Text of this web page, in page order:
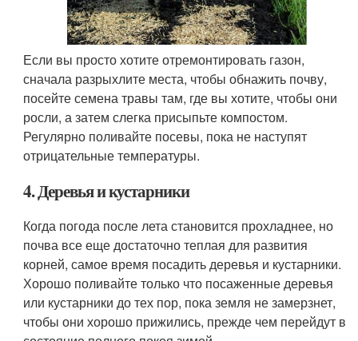
Если вы просто хотите отремонтировать газон,
сначала разрыхлите места, чтобы обнажить почву,
посейте семена травы там, где вы хотите, чтобы они
росли, а затем слегка присыпьте компостом.
Регулярно поливайте посевы, пока не наступят
отрицательные температуры.
4. Деревья и кустарники
Когда погода после лета становится прохладнее, но
почва все еще достаточно теплая для развития
корней, самое время посадить деревья и кустарники.
Хорошо поливайте только что посаженные деревья
или кустарники до тех пор, пока земля не замерзнет, ​​
чтобы они хорошо прижились, прежде чем перейдут в